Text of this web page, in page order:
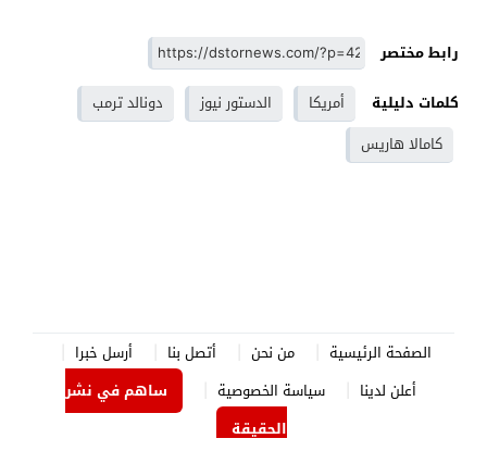
رابط مختصر
كلمات دليلية
أمريكا الدستور نيوز
دونالد ترمب
كامالا هاريس
الصفحة الرئيسية من نحن أتصل بنا
أرسل خبرا
أعلن لدينا
سياسة الخصوصية
ساهم في نشر
الحقيقة